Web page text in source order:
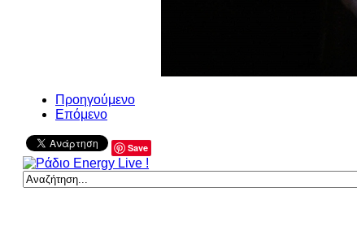
Προηγούμενο
Επόμενο
Save